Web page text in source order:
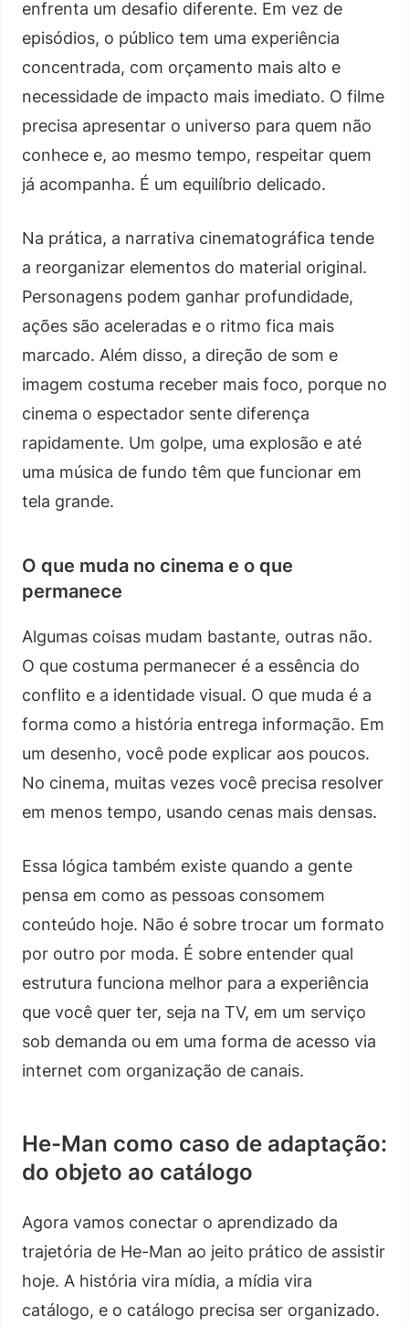
enfrenta um desafio diferente. Em vez de
episódios, o público tem uma experiência
concentrada, com orçamento mais alto e
necessidade de impacto mais imediato. O filme
precisa apresentar o universo para quem não
conhece e, ao mesmo tempo, respeitar quem
já acompanha. É um equilíbrio delicado.
Na prática, a narrativa cinematográfica tende
a reorganizar elementos do material original.
Personagens podem ganhar profundidade,
ações são aceleradas e o ritmo fica mais
marcado. Além disso, a direção de som e
imagem costuma receber mais foco, porque no
cinema o espectador sente diferença
rapidamente. Um golpe, uma explosão e até
uma música de fundo têm que funcionar em
tela grande.
O que muda no cinema e o que
permanece
Algumas coisas mudam bastante, outras não.
O que costuma permanecer é a essência do
conflito e a identidade visual. O que muda é a
forma como a história entrega informação. Em
um desenho, você pode explicar aos poucos.
No cinema, muitas vezes você precisa resolver
em menos tempo, usando cenas mais densas.
Essa lógica também existe quando a gente
pensa em como as pessoas consomem
conteúdo hoje. Não é sobre trocar um formato
por outro por moda. É sobre entender qual
estrutura funciona melhor para a experiência
que você quer ter, seja na TV, em um serviço
sob demanda ou em uma forma de acesso via
internet com organização de canais.
He-Man como caso de adaptação:
do objeto ao catálogo
Agora vamos conectar o aprendizado da
trajetória de He-Man ao jeito prático de assistir
hoje. A história vira mídia, a mídia vira
catálogo, e o catálogo precisa ser organizado.